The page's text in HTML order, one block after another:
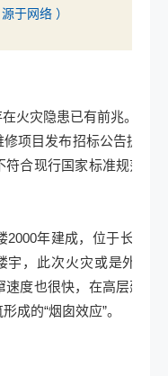
源于网络 ）
灾隐患已有前兆。今年
项目发布招标公告提及
合现行国家标准规范，
年建成，位于长沙市
宇，此次火灾或是外墙
速度也很快，在高层建筑
成的“烟囱效应”。